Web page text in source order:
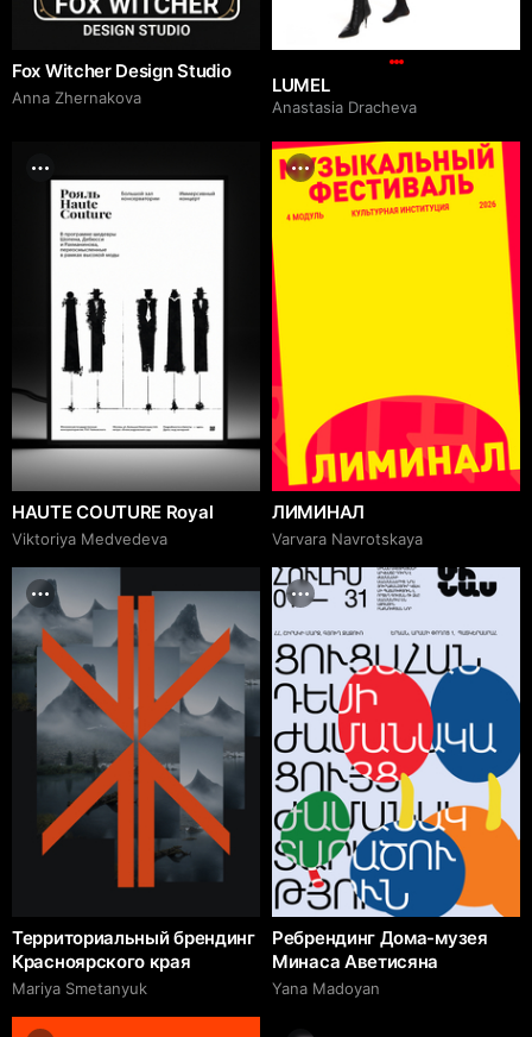
Fox Witcher Design Studio
Anna Zhernakova
LUMEL
Anastasia Dracheva
HAUTE COUTURE Royal
Viktoriya Medvedeva
ЛИМИНАЛ
Varvara Navrotskaya
Территориальный брендинг
Красноярского края
Mariya Smetanyuk
Ребрендинг Дома-музея
Минаса Аветисяна
Yana Madoyan